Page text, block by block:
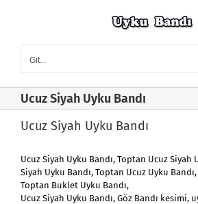
Git...
Ucuz Siyah Uyku Bandı
Ucuz Siyah Uyku Bandı
Ucuz Siyah Uyku Bandı, Toptan Ucuz Siyah
Siyah Uyku Bandı, Toptan Ucuz Uyku Bandı,
Toptan Buklet Uyku Bandı,
Ucuz Siyah Uyku Bandı, Göz Bandı kesimi,